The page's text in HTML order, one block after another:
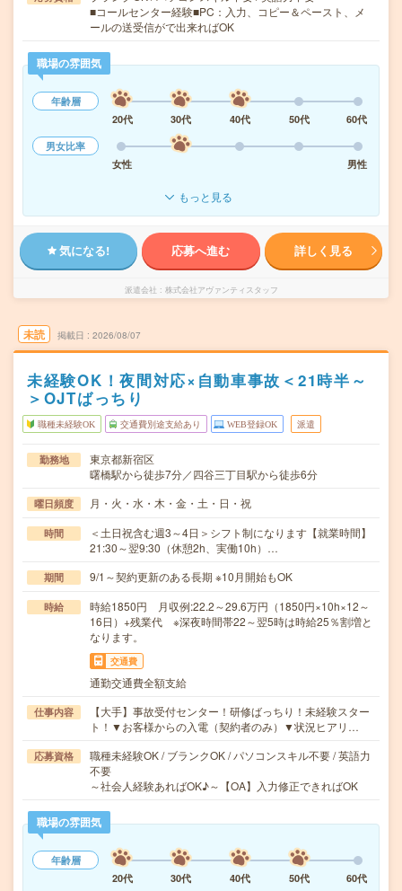
■コールセンター経験■PC：入力、コピー＆ペースト、メ
ールの送受信がで出来ればOK
職場の雰囲気
年齢層
20代
30代 40代 50代
60代
男女比率
女性
男性
もっと見る
気になる! 応募へ進む 詳しく見る
派遣会社 株式会社アヴァンティスタッフ
未読 掲載日 2026/08/07
未経験OK！夜間対応×自動車事故＜21時半～
＞OJTばっちり
職種未経験OK 交通費別途支給あり WEB登録OK 派遣
勤務地
東京都新宿区
曙橋駅から徒歩7分／四谷三丁目駅から徒歩6分
曜日頻度 月・火・水・木・金・土・日・祝
時間
＜土日祝含む週3～4日＞シフト制になります【就業時間】
21:30～翌9:30（休憩2h、実働10h）…
期間 9/1～契約更新のある長期 ※10月開始もOK
時給
時給1850円 月収例:22.2～29.6万円（1850円×10h×12～
16日）+残業代 ※深夜時間帯22～翌5時は時給25％割増と
なります。
交通費
通勤交通費全額支給
仕事内容
【大手】事故受付センター！研修ばっちり！未経験スター
ト！▼お客様からの入電（契約者のみ）▼状況ヒアリ…
応募資格
職種未経験OK / ブランクOK / パソコンスキル不要 / 英語力
不要
～社会人経験あればOK♪～【OA】入力修正できればOK
職場の雰囲気
年齢層
20代
30代 40代 50代
60代